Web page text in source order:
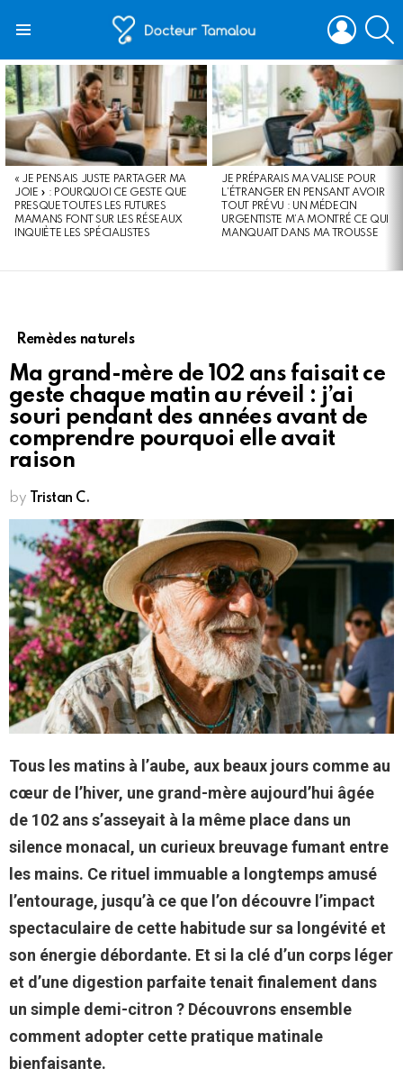
LOGIN
LATEST
STORIES
« JE PENSAIS JUSTE PARTAGER MA
JOIE » : POURQUOI CE GESTE QUE
PRESQUE TOUTES LES FUTURES
MAMANS FONT SUR LES RÉSEAUX
INQUIÈTE LES SPÉCIALISTES
JE PRÉPARAIS MA VALISE POUR
L’ÉTRANGER EN PENSANT AVOIR
TOUT PRÉVU : UN MÉDECIN
URGENTISTE M’A MONTRÉ CE QUI
MANQUAIT DANS MA TROUSSE
Remèdes naturels
Ma grand-mère de 102 ans faisait ce
geste chaque matin au réveil : j’ai
souri pendant des années avant de
comprendre pourquoi elle avait
raison
by Tristan C.
Tous les matins à l’aube, aux beaux jours comme au
cœur de l’hiver, une grand-mère aujourd’hui âgée
de 102 ans s’asseyait à la même place dans un
silence monacal, un curieux breuvage fumant entre
les mains. Ce rituel immuable a longtemps amusé
l’entourage, jusqu’à ce que l’on découvre l’impact
spectaculaire de cette habitude sur sa longévité et
son énergie débordante. Et si la clé d’un corps léger
et d’une digestion parfaite tenait finalement dans
un simple demi-citron ? Découvrons ensemble
comment adopter cette pratique matinale
bienfaisante.